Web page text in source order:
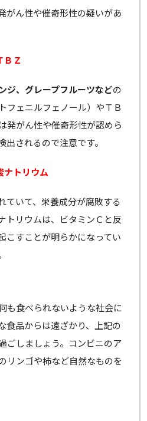
がん性や催奇形性の疑いがあ
ＢＺ
ジ、グレープフルーツなどの
フェニルフェノール）やＴＢ
発がん性や催奇形性が認めら
されるので注意です。
ナトリウム
ていて、栄養成分が腐敗する
トリウムは、ビタミンＣと反
こすことが明らかになってい
も食べられないような社会に
食品からは遠ざかり、上記の
ごしましょう。コンビニのア
リンゴや柿など自然なものを